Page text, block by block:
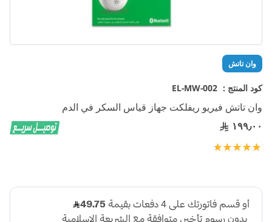
وان تاتش
كود المنتج : EL-MW-002
وان تاتش فيريو ريفلكت جهاز قياس السكر في الدم
١٩٩٫٠٠
تقييم:
تخطي
إلى
بداية
معرض
الصور